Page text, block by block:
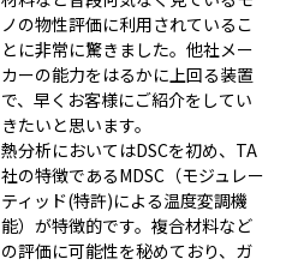
ノの物性評価に利用されているこ
とに非常に驚きました。他社メー
カーの能力をはるかに上回る装置
で、早くお客様にご紹介をしてい
きたいと思います。
熱分析においてはDSCを初め、TA
社の特徴であるMDSC（モジュレー
ティッド(特許)による温度変調機
能）が特徴的です。複合材料など
の評価に可能性を秘めており、ガ